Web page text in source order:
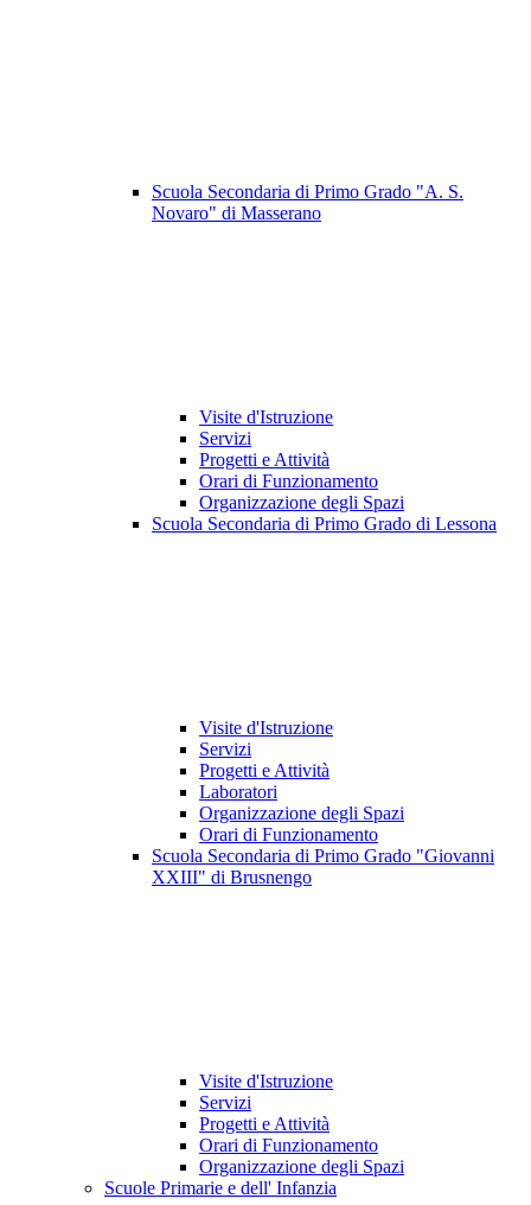
Scuola Secondaria di Primo Grado "A. S.
Novaro" di Masserano
Visite d'Istruzione
Servizi
Progetti e Attività
Orari di Funzionamento
Organizzazione degli Spazi
Scuola Secondaria di Primo Grado di Lessona
Visite d'Istruzione
Servizi
Progetti e Attività
Laboratori
Organizzazione degli Spazi
Orari di Funzionamento
Scuola Secondaria di Primo Grado "Giovanni
XXIII" di Brusnengo
Visite d'Istruzione
Servizi
Progetti e Attività
Orari di Funzionamento
Organizzazione degli Spazi
Scuole Primarie e dell' Infanzia